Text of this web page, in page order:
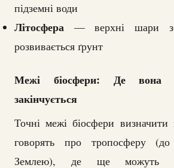
підземні води
Літосфера — верхні шари
розвивається ґрунт
Межі біосфери: Де вона
закінчується
Точні межі біосфери визначити
говорять про тропосферу
Землею), де ще можуть